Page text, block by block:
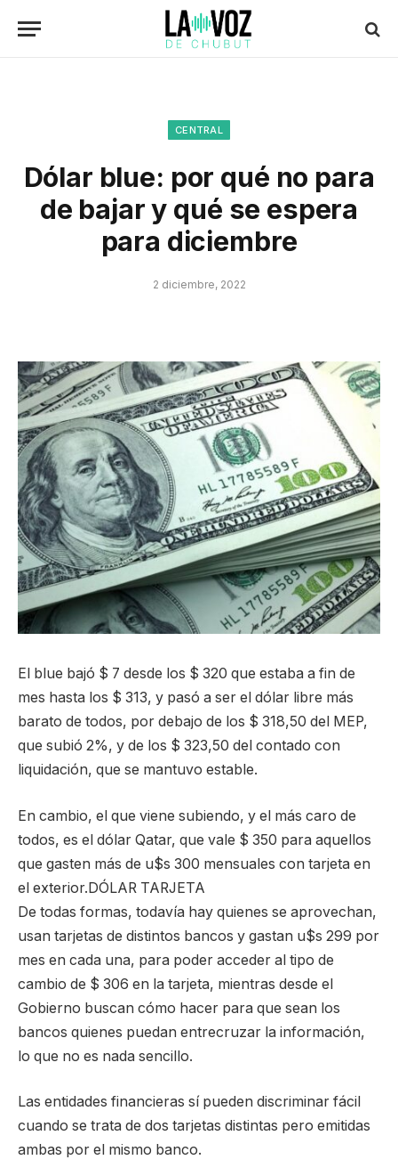
CENTRAL
Dólar blue: por qué no para
de bajar y qué se espera
para diciembre
2 diciembre, 2022
El blue bajó $ 7 desde los $ 320 que estaba a fin de
mes hasta los $ 313, y pasó a ser el dólar libre más
barato de todos, por debajo de los $ 318,50 del MEP,
que subió 2%, y de los $ 323,50 del contado con
liquidación, que se mantuvo estable.
En cambio, el que viene subiendo, y el más caro de
todos, es el dólar Qatar, que vale $ 350 para aquellos
que gasten más de u$s 300 mensuales con tarjeta en
el exterior.DÓLAR TARJETA
De todas formas, todavía hay quienes se aprovechan,
usan tarjetas de distintos bancos y gastan u$s 299 por
mes en cada una, para poder acceder al tipo de
cambio de $ 306 en la tarjeta, mientras desde el
Gobierno buscan cómo hacer para que sean los
bancos quienes puedan entrecruzar la información,
lo que no es nada sencillo.
Las entidades financieras sí pueden discriminar fácil
cuando se trata de dos tarjetas distintas pero emitidas
ambas por el mismo banco.